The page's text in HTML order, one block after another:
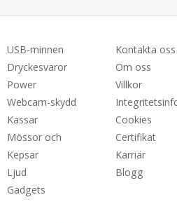
USB-minnen
Dryckesvaror
Power
Webcam-skydd
Kassar
Mössor och
Kepsar
Ljud
Gadgets
Kontakta oss
Om oss
Villkor
Cookies
Certifikat
Karriär
Blogg